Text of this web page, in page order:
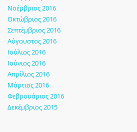
Νοέμβριος 2016
Οκτώβριος 2016
Σεπτέμβριος 2016
Αύγουστος 2016
Ιούλιος 2016
Ιούνιος 2016
Απρίλιος 2016
Μάρτιος 2016
Φεβρουάριος 2016
Δεκέμβριος 2015